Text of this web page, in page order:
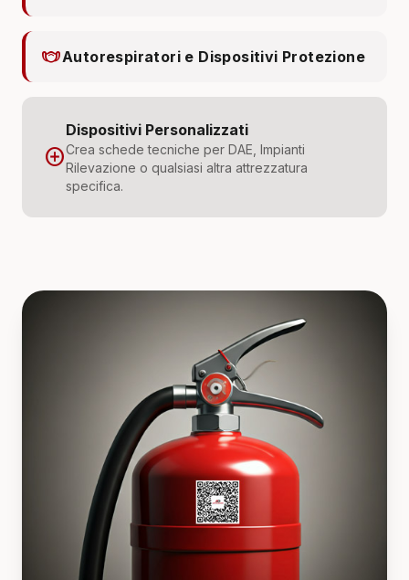
masksAutorespiratori e Dispositivi Protezione
add_circle
Dispositivi Personalizzati
Crea schede tecniche per DAE, Impianti
Rilevazione o qualsiasi altra attrezzatura
specifica.